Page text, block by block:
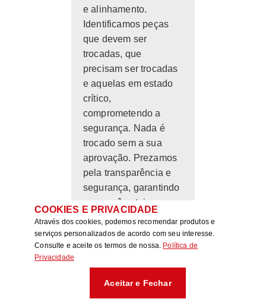
e alinhamento.
Identificamos peças
que devem ser
trocadas, que
precisam ser trocadas
e aquelas em estado
crítico,
comprometendo a
segurança. Nada é
trocado sem a sua
aprovação. Prezamos
pela transparência e
segurança, garantindo
que você esteja
sempre ciente do
estado do seu veículo.
• Feito o check list, eu
COOKIES E PRIVACIDADE
Através dos cookies, podemos recomendar produtos e
serviços personalizados de acordo com seu interesse.
Consulte e aceite os termos de nossa. Política de
Privacidade
Aceitar e Fechar